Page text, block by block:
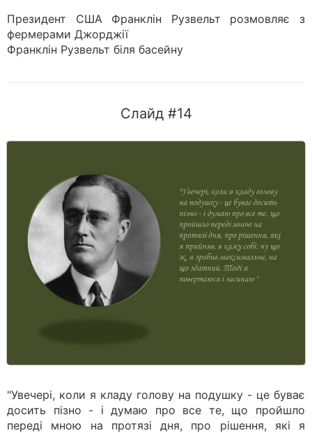
Президент США Франклін Рузвельт розмовляє з
фермерами Джорджії
Франклін Рузвельт біля басейну
Слайд #14
"Увечері, коли я кладу голову на подушку - це буває
досить пізно - і думаю про все те, що пройшло
переді мною на протязі дня, про рішення, які я